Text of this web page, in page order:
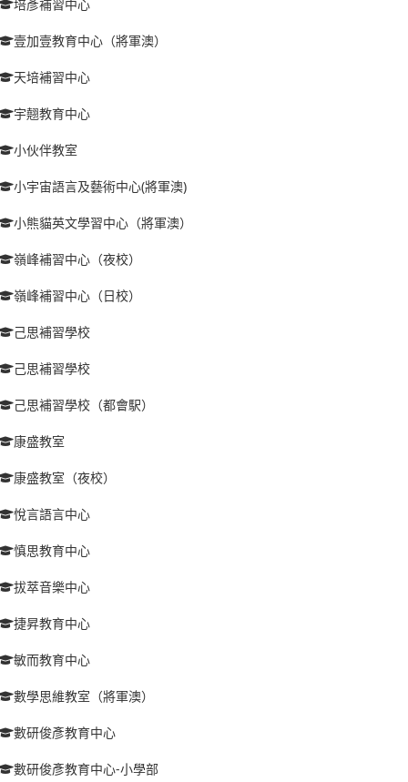
培彥補習中心
壹加壹教育中心（將軍澳）
天培補習中心
宇翹教育中心
小伙伴教室
小宇宙語言及藝術中心(將軍澳)
小熊貓英文學習中心（將軍澳）
嶺峰補習中心（夜校）
嶺峰補習中心（日校）
己思補習學校
己思補習學校
己思補習學校（都會駅）
康盛教室
康盛教室（夜校）
悅言語言中心
慎思教育中心
拔萃音樂中心
捷昇教育中心
敏而教育中心
數學思維教室（將軍澳）
數研俊彥教育中心
數研俊彥教育中心-小學部